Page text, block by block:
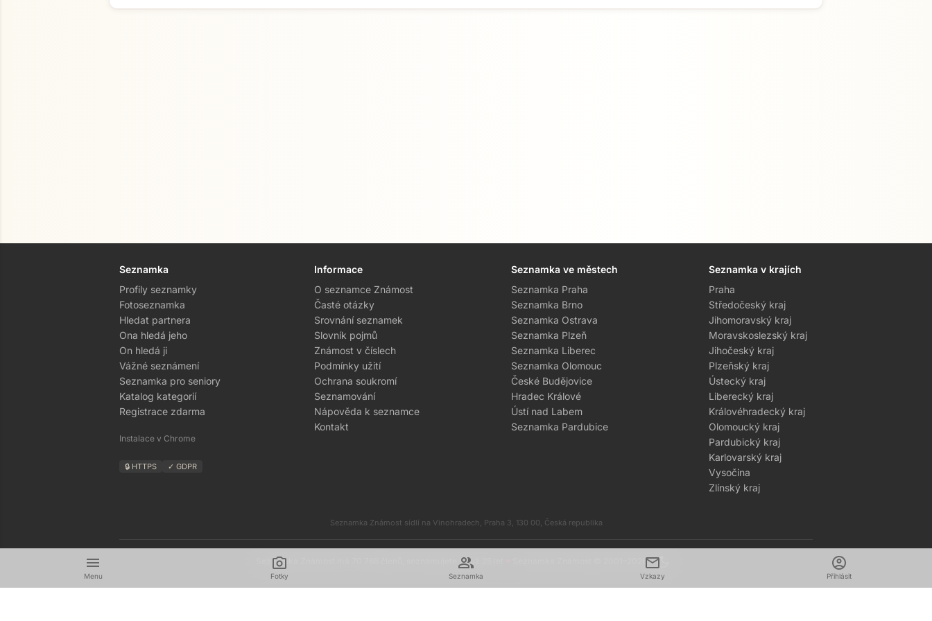
menu
Menu
camera_alt
Fotky
group
Seznamka
mail
Vzkazy
account_circle
Přihlásit
Seznamka
Profily seznamky
Fotoseznamka
Hledat partnera
Ona hledá jeho
On hledá ji
Vážné seznámení
Seznamka pro seniory
Katalog kategorií
Registrace zdarma
Instalace v Chrome
🔒 HTTPS ✓ GDPR
Informace
O seznamce Známost
Časté otázky
Srovnání seznamek
Slovník pojmů
Známost v číslech
Podmínky užití
Ochrana soukromí
Seznamování
Nápověda k seznamce
Kontakt
Seznamka ve městech
Seznamka Praha
Seznamka Brno
Seznamka Ostrava
Seznamka Plzeň
Seznamka Liberec
Seznamka Olomouc
České Budějovice
Hradec Králové
Ústí nad Labem
Seznamka Pardubice
Seznamka v krajích
Praha
Středočeský kraj
Jihomoravský kraj
Moravskoslezský kraj
Jihočeský kraj
Plzeňský kraj
Ústecký kraj
Liberecký kraj
Královéhradecký kraj
Olomoucký kraj
Pardubický kraj
Karlovarský kraj
Vysočina
Zlínský kraj
Seznamka Známost sídlí na Vinohradech, Praha 3, 130 00, Česká republika
Seznamka Známost má 70 766 členů, seznamujete se už 25 let Seznamka Známost © 2001–2026 dark_mode